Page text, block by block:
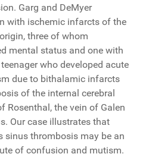
Garg and DeMyer
with ischemic infarcts of the
three of whom
mental status and one with
who developed acute
due to bithalamic infarcts
of the internal cerebral
Rosenthal, the vein of Galen
Our case illustrates that
sinus thrombosis may be an
of confusion and mutism.